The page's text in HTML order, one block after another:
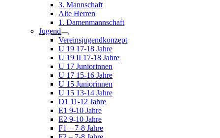
3. Mannschaft
Alte Herren
1. Damenmannschaft
Jugend
Vereinsjugendkonzept
U 19 17-18 Jahre
U 19 II 17-18 Jahre
U 17 Juniorinnen
U 17 15-16 Jahre
U 15 Juniorinnen
U 15 13-14 Jahre
D1 11-12 Jahre
E1 9-10 Jahre
E2 9-10 Jahre
F1 – 7-8 Jahre